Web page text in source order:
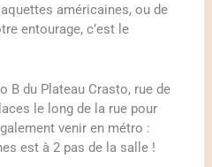
américaines, ou de
entourage, c’est le
B du Plateau Crasto, rue de
le long de la rue pour
venir en métro :
est à 2 pas de la salle !